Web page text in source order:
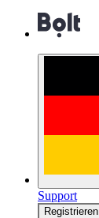
Support
Registrieren